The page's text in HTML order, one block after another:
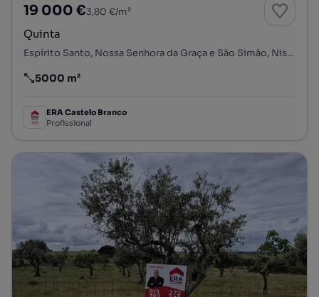
19 000 €3,80 €/m²
Quinta
Espírito Santo, Nossa Senhora da Graça e São Simão, Nisa, Portalegre
Preço por metro quadrado
5000 m²
ERA Castelo Branco
Profissional